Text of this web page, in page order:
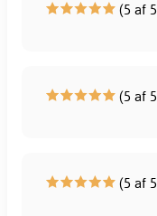
(5 af
(5 af
(5 af